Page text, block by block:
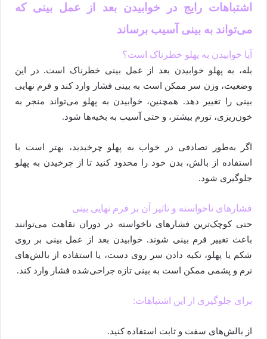
اشتباهات رایج در خوابیدن بعد از عمل بینی که
می‌تواند به بینی آسیب برساند
آیا خوابیدن به پهلو خطرناک است؟
بله، به پهلو خوابیدن بعد از عمل بینی خطرناک است. در این
وضعیت، وزن سر ممکن است به بینی فشار وارد کند و فرم نهایی
بینی را تغییر دهد. همچنین، خوابیدن به پهلو می‌تواند منجر به
خون‌ریزی، تورم بیشتر، و حتی آسیب به بخیه‌ها شود.
اگر به‌طور تصادفی در خواب به پهلو چرخیدید، بهتر است با
استفاده از بالش‌، بدن خود را محدود کنید تا از چرخیدن به پهلو
جلوگیری شود.
فشارهای ناخواسته و تاثیر آن بر فرم نهایی بینی
حتی کوچک‌ترین فشارهای ناخواسته در دوران نقاهت می‌توانند
باعث تغییر فرم بینی شوند. خوابیدن بعد از عمل بینی بر روی
شکم یا پهلو، تکیه دادن سر روی دست، یا استفاده از بالش‌های
نرم و پشمی ممکن است به بینی تازه جراحی‌شده فشار وارد کند.
برای جلوگیری از این اشتباهات:
از بالش‌های سفت و ثابت استفاده کنید.